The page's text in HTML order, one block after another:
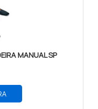
MANUAL SP